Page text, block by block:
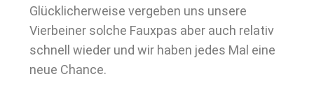
Glücklicherweise vergeben uns unsere
Vierbeiner solche Fauxpas aber auch relativ
schnell wieder und wir haben jedes Mal eine
neue Chance.